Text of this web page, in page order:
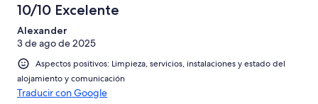
Horrible
10/10 Excelente
Alexander
3 de ago de 2025
Aspectos positivos: Limpieza, servicios, instalaciones y estado del
alojamiento y comunicación
Traducir con Google